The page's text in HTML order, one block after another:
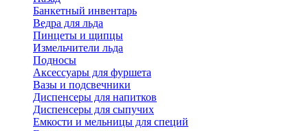
Банкетный инвентарь
Ведра для льда
Пинцеты и щипцы
Измельчители льда
Подносы
Аксессуары для фуршета
Вазы и подсвечники
Диспенсеры для напитков
Диспенсеры для сыпучих
Емкости и мельницы для специй